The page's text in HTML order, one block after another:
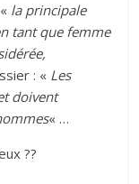
la principale
tant que femme
: « Les
doivent
« …
??